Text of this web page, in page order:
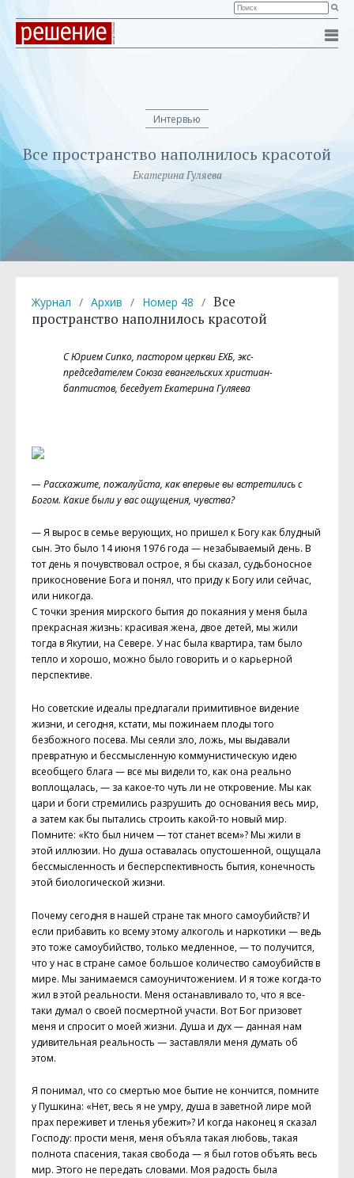
Интервью
Все пространство наполнилось красотой
Екатерина Гуляева
Журнал / Архив / Номер 48 / Все
пространство наполнилось красотой
C Юрием Сипко, пастором церкви ЕХБ, экс-
председателем Союза евангельских христиан-
баптистов, беседует Екатерина Гуляева
— Расскажите, пожалуйста, как впервые вы встретились с
Богом. Какие были у вас ощущения, чувства?
— Я вырос в семье верующих, но пришел к Богу как блудный
сын. Это было 14 июня 1976 года — незабываемый день. В
тот день я почувствовал острое, я бы сказал, судьбоносное
прикосновение Бога и понял, что приду к Богу или сейчас,
или никогда.
С точки зрения мирского бытия до покаяния у меня была
прекрасная жизнь: красивая жена, двое детей, мы жили
тогда в Якутии, на Севере. У нас была квартира, там было
тепло и хорошо, можно было говорить и о карьерной
перспективе.
Но советские идеалы предлагали примитивное видение
жизни, и сегодня, кстати, мы пожинаем плоды того
безбожного посева. Мы сеяли зло, ложь, мы выдавали
превратную и бессмысленную коммунистическую идею
всеобщего блага — все мы видели то, как она реально
воплощалась, — за какое-то чуть ли не откровение. Мы как
цари и боги стремились разрушить до основания весь мир,
а затем как бы пытались строить какой-то новый мир.
Помните: «Кто был ничем — тот станет всем»? Мы жили в
этой иллюзии. Но душа оставалась опустошенной, ощущала
бессмысленность и бесперспективность бытия, конечность
этой биологической жизни.
Почему сегодня в нашей стране так много самоубийств? И
если прибавить ко всему этому алкоголь и наркотики — ведь
это тоже самоубийство, только медленное, — то получится,
что у нас в стране самое большое количество самоубийств в
мире. Мы занимаемся самоуничтожением. И я тоже когда-то
жил в этой реальности. Меня останавливало то, что я все-
таки думал о своей посмертной участи. Вот Бог призовет
меня и спросит о моей жизни. Душа и дух — данная нам
удивительная реальность — заставляли меня думать об
этом.
Я понимал, что со смертью мое бытие не кончится, помните
у Пушкина: «Нет, весь я не умру, душа в заветной лире мой
прах переживет и тленья убежит»? И когда наконец я сказал
Господу: прости меня, меня объяла такая любовь, такая
полнота спасения, такая свобода — я был готов объять весь
мир. Этого не передать словами. Моя радость была